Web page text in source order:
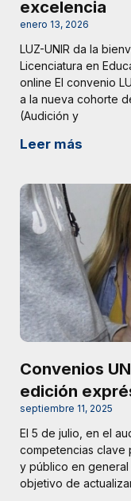
excelencia
enero 13, 2026
LUZ-UNIR da la
Licenciatura en
online El convenio
a la nueva cohorte
(Audición y
Leer más
Convenios
edición
septiembre 11, 2025
El 5 de julio, en el
competencias clave
y público en general
objetivo de